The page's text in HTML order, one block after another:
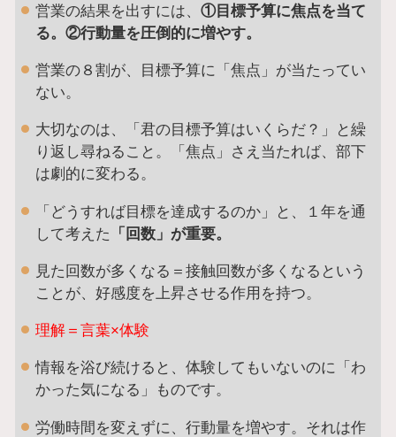
営業の結果を出すには、 ①目標予算に焦点を当て
る。②行動量を圧倒的に増やす。
営業の８割が、目標予算に「焦点」が当たってい
ない。
大切なのは、「君の目標予算はいくらだ？」と繰
り返し尋ねること。「焦点」さえ当たれば、部下
は劇的に変わる。
「どうすれば目標を達成するのか」と、１年を通
して考えた 「回数」が重要。
見た回数が多くなる＝接触回数が多くなるという
ことが、好感度を上昇させる作用を持つ。
理解＝言葉×体験
情報を浴び続けると、体験してもいないのに「わ
かった気になる」ものです。
労働時間を変えずに、行動量を増やす。それは作